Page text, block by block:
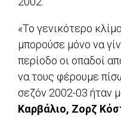
«Το γενικότερο
μπορούσε μόνο να
περίοδο οι οπαδοί
να τους φέρουμε
σεζόν 2002-03 ήταν
Καρβάλιο, Ζορζ